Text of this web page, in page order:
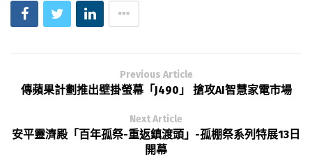
Previous Article
傳蘋果計劃推出壁掛螢幕「J490」 搶攻AI智慧家電市場
Next Article
安平靈濟殿「百年孤祭-重返鎮渡頭」-孤棚祭系列特展13日
開幕